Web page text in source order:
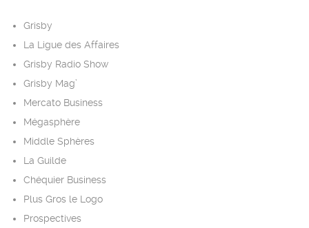
Grisby
La Ligue des Affaires
Grisby Radio Show
Grisby Mag’
Mercato Business
Mégasphère
Middle Sphères
La Guilde
Chéquier Business
Plus Gros le Logo
Prospectives